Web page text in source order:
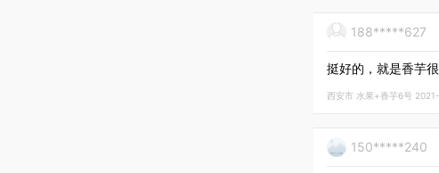
188*****627
挺好的，就是香芋
西安市 水果+香芋6号
150*****240